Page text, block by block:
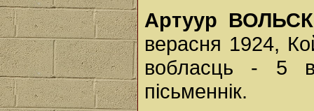
Артуур
верасня 1924,
вобласць - 5
пісьменнік.